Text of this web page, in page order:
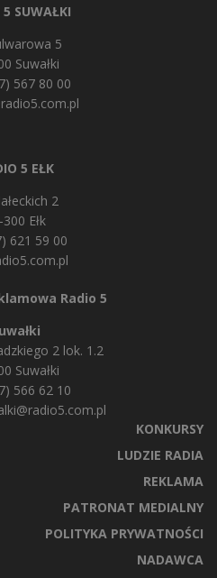
5 SUWAŁKI
5
Suwałki
567 80 00
5 EŁK
2
Ełk
621 59 00
Radio 5
2 lok. 1.2
Suwałki
566 62 10
KONKURSY
LUDZIE RADIA
REKLAMA
PATRONAT MEDIALNY
POLITYKA PRYWATNOŚCI
NADAWCA